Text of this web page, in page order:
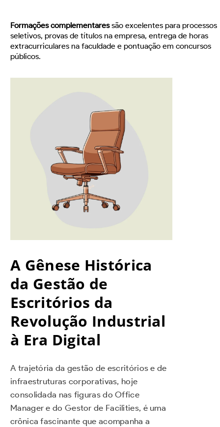
Formações complementaressão excelentes para processos
seletivos, provas de títulos na empresa, entrega de horas
extracurriculares na faculdade e pontuação em concursos
públicos.
A Gênese Histórica
da Gestão de
Escritórios da
Revolução Industrial
à Era Digital
A trajetória da gestão de escritórios e de
infraestruturas corporativas, hoje
consolidada nas figuras do Office
Manager e do Gestor de Facilities, é uma
crônica fascinante que acompanha a